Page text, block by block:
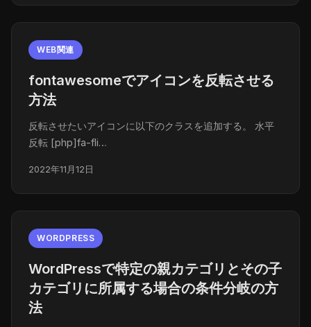
WEB関連
fontawesomeでアイコンを反転させる
方法
反転させたいアイコンに以下のクラスを追加する。 水平
反転 [php]fa-fli…
2022年11月12日
WORDPRESS
WordPressで特定の親カテゴリとその子
カテゴリに所属する場合の条件分岐の方
法